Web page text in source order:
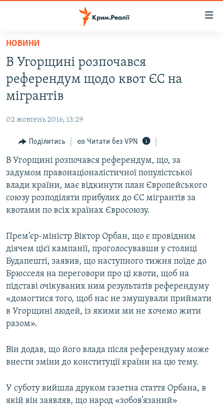
Перейти
основного
матеріалу
Перейти
до
основної
Перейти
пошуку
ВОДА.КРИМ
ВІДЕО ТА ФОТО
БЛОГИ
ПОГЛЯД
ІНТЕРВ'Ю
ВСЕ ЗА ДЕНЬ
СПЕЦПРОЕКТИ
ДЕПОРТАЦІЯ
ВІДЕОУРОКИ «ELIFBE»
СВІДЧЕННЯ ОКУПАЦІЇ
ІНФОГРАФІКА
ЯК ОБІЙТИ БЛОКУВАННЯ
Русский
Qırımtatar
ДОЛУЧАЙСЯ!
НОВИНИ
В Угорщині розпочався
референдум щодо квот ЄС на
мігрантів
02 жовтень 2016, 13:29
Поділитись Читати без VPN
В Угорщині розпочався референдум, що, за
задумом правонаціоналістичної популістської
влади країни, має відкинути план Європейського
союзу розподіляти прибулих до ЄС мігрантів за
квотами по всіх країнах Євросоюзу.
Прем’єр-міністр Віктор Орбан, що є провідним
діячем цієї кампанії, проголосувавши у столиці
Будапешті, заявив, що наступного тижня поїде до
Брюсселя на переговори про ці квоти, щоб на
підставі очікуваних ним результатів референдуму
«домогтися того, щоб нас не змушували приймати
в Угорщині людей, із якими ми не хочемо жити
разом».
Він додав, що його влада після референдуму може
внести зміни до конституції країни на цю тему.
У суботу вийшла друком газетна стаття Орбана, в
якій він заявляв, що народ «зобов’язаний»